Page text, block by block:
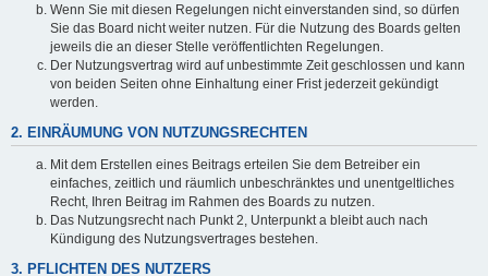
Wenn Sie mit diesen Regelungen nicht einverstanden sind, so dürfen
Sie das Board nicht weiter nutzen. Für die Nutzung des Boards gelten
jeweils die an dieser Stelle veröffentlichten Regelungen.
Der Nutzungsvertrag wird auf unbestimmte Zeit geschlossen und kann
von beiden Seiten ohne Einhaltung einer Frist jederzeit gekündigt
werden.
2. EINRÄUMUNG VON NUTZUNGSRECHTEN
Mit dem Erstellen eines Beitrags erteilen Sie dem Betreiber ein
einfaches, zeitlich und räumlich unbeschränktes und unentgeltliches
Recht, Ihren Beitrag im Rahmen des Boards zu nutzen.
Das Nutzungsrecht nach Punkt 2, Unterpunkt a bleibt auch nach
Kündigung des Nutzungsvertrages bestehen.
3. PFLICHTEN DES NUTZERS